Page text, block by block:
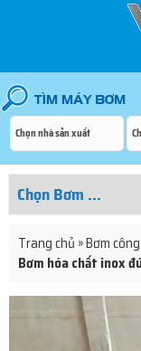
Trang chủ »Bơm
Bơm hóa chất inox